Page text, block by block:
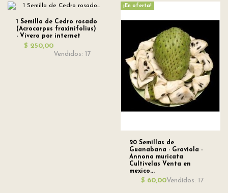
1 Semilla de Cedro rosado
(Acrocarpus fraxinifolius)
- Vivero por internet
$ 250,00
Vendidos: 17
¡En oferta!
20 Semillas de
Guanabana - Graviola -
Annona muricata
Cultivelas Venta en
mexico...
$ 60,00Vendidos: 17